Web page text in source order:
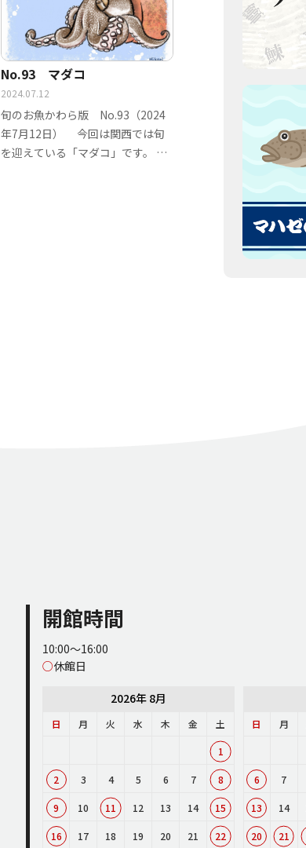
No.93 マダコ
2024.07.12
旬のお魚かわら版 No.93（2024
年7月12日） 今回は関西では旬
を迎えている「マダコ」です。
開館時間
10:00～16:00
○休館日
2026年 8月
日 月 火 水 木 金 土
1
2 3 4 5 6 7 8
9 10 11 12 13 14 15
16 17 18 19 20 21 22
日 月
6 7
13 14
20 21